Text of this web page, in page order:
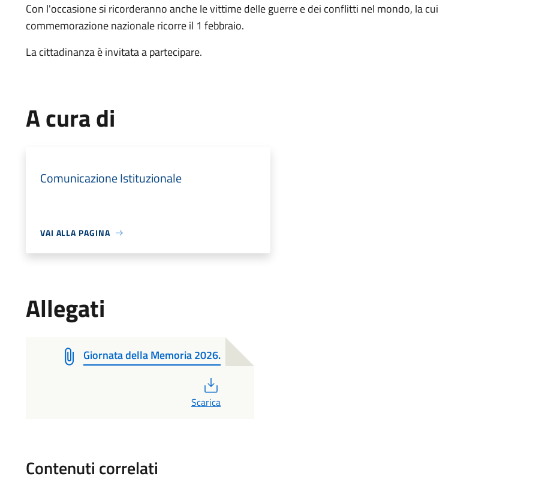
Con l'occasione si ricorderanno anche le vittime delle guerre e dei conflitti nel mondo, la cui
commemorazione nazionale ricorre il 1 febbraio.
La cittadinanza è invitata a partecipare.
A cura di
Comunicazione Istituzionale
VAI ALLA PAGINA
Allegati
Giornata della Memoria 2026.
Scarica
Contenuti correlati